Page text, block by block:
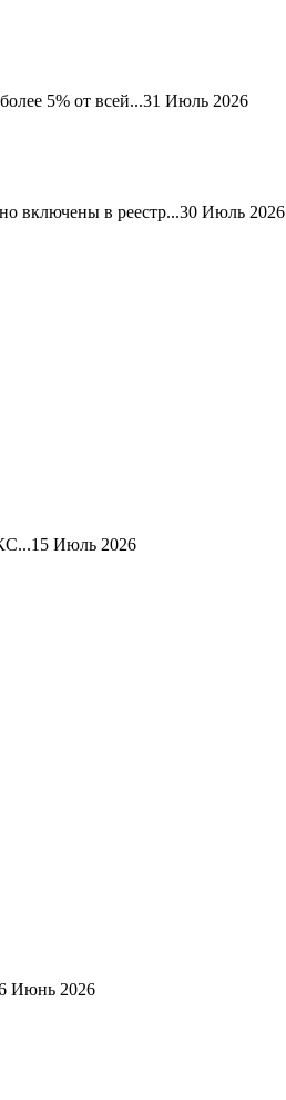
5% от всей...31 Июль 2026
включены в реестр...30 Июль 2026
15 Июль 2026
Июнь 2026